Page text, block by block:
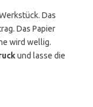
Das
Das Papier
wird wellig.
und lasse die